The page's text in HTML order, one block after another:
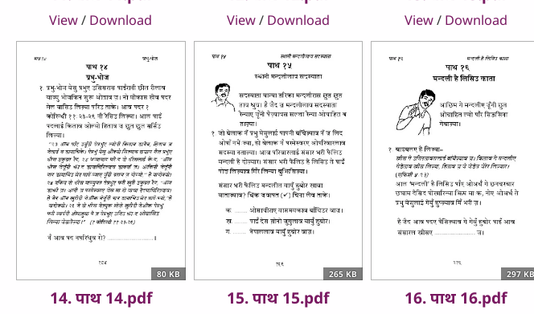
View/ Download View/ Download View/ Download
80 KB
14. पाथ 14.pdf
265 KB
15. पाथ 15.pdf
297 KB
16. पाथ 16.pdf